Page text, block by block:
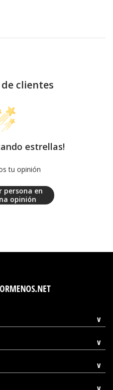
clientes
estrellas!
tu opinión
persona en
opinión